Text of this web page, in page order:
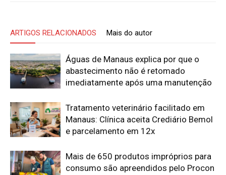
ARTIGOS RELACIONADOS Mais do autor
Águas de Manaus explica por que o
abastecimento não é retomado
imediatamente após uma manutenção
Tratamento veterinário facilitado em
Manaus: Clínica aceita Crediário Bemol
e parcelamento em 12x
Mais de 650 produtos impróprios para
consumo são apreendidos pelo Procon